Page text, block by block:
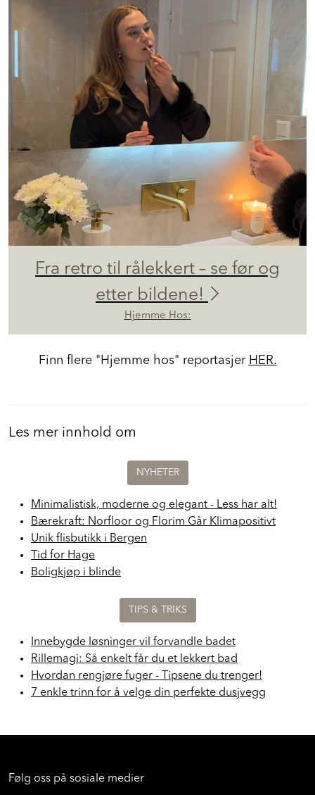
Fra retro til rålekkert – se før og
etter bildene!
Hjemme Hos:
Finn flere "Hjemme hos" reportasjer HER.
Les mer innhold om
NYHETER
Minimalistisk, moderne og elegant - Less har alt!
Bærekraft: Norfloor og Florim Går Klimapositivt
Unik flisbutikk i Bergen
Tid for Hage
Boligkjøp i blinde
TIPS & TRIKS
Innebygde løsninger vil forvandle badet
Rillemagi: Så enkelt får du et lekkert bad
Hvordan rengjøre fuger - Tipsene du trenger!
7 enkle trinn for å velge din perfekte dusjvegg
Følg oss på sosiale medier